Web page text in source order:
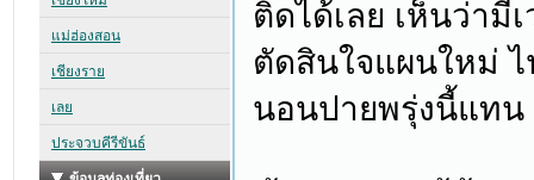
ติดได้เลย เห็นว่ามี
ตัดสินใจแผนใหม่
นอนปายพรุ่งนี้แทน